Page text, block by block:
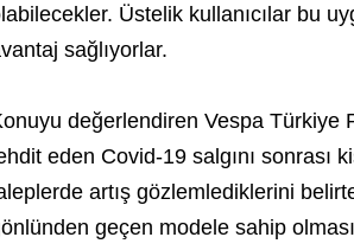
Üstelik kullanıcılar bu
sağlıyorlar.
değerlendiren Vespa Türkiye
eden Covid-19 salgını sonrası
artış gözlemlediklerini
geçen modele sahip